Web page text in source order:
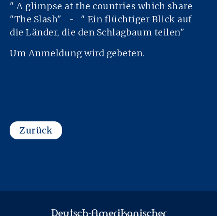
" A glimpse at the countries which share
"The Slash" - " Ein flüchtiger Blick auf
die Länder, die den Schlagbaum teilen"
Um Anmeldung wird gebeten.
Zurück